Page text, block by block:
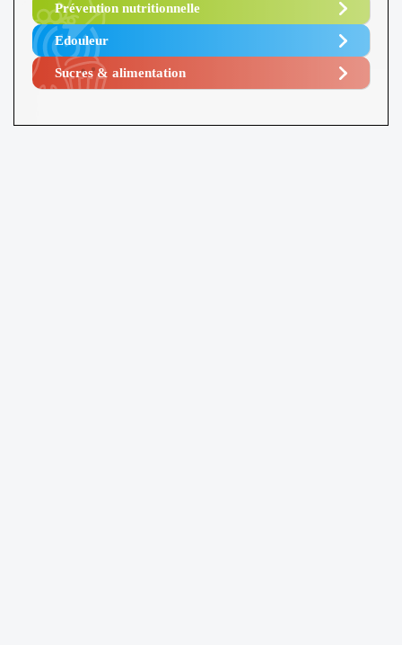
Prévention nutritionnelle
Edouleur​
Sucres & alimentation​